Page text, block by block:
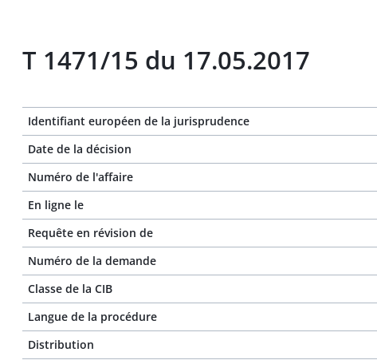
T 1471/15 du 17.05.2017
Identifiant européen de la jurisprudence
Date de la décision
Numéro de l'affaire
En ligne le
Requête en révision de
Numéro de la demande
Classe de la CIB
Langue de la procédure
Distribution